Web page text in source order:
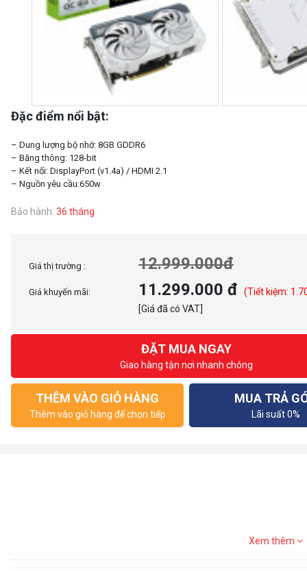
Đặc điểm nổi bật:
– Dung lượng bộ nhớ: 8GB GDDR6
– Băng thông: 128-bit
– Kết nối: DisplayPort (v1.4a) / HDMI 2.1
Bảo hành: 36 tháng
Giá thị trường : 12.999.000đ
Giá khuyến mãi: 11.299.000 đ
(Tiết kiệm:
[Giá đã có VAT]
ĐẶT MUA NGAY
Giao hàng tận nơi nhanh chóng
THÊM VÀO GIỎ HÀNG
Thêm vào giỏ hàng để chọn tiếp
MUA TRẢ
Lãi suất 0%
Xem thêm